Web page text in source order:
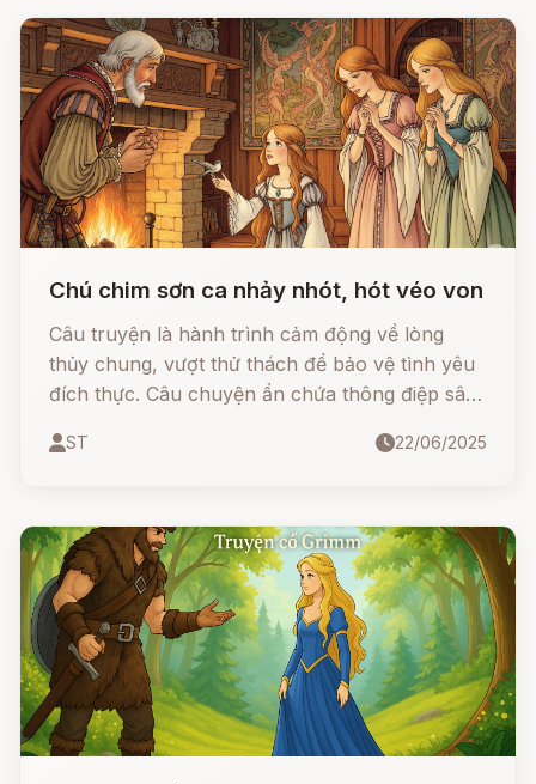
đang đi về hướng một căn nhà nhỏ, hoàng tử
rảo bước theo sau.
Chú chim sơn ca nhảy nhót, hót véo von
Câu truyện là hành trình cảm động về lòng
thủy chung, vượt thử thách để bảo vệ tình yêu
đích thực. Câu chuyện ẩn chứa thông điệp sâu
của tình yêu trước những thế lực phù phép.
ST 22/06/2025